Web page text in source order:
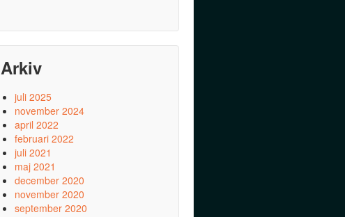
Arkiv
juli 2025
november 2024
april 2022
februari 2022
juli 2021
maj 2021
december 2020
november 2020
september 2020